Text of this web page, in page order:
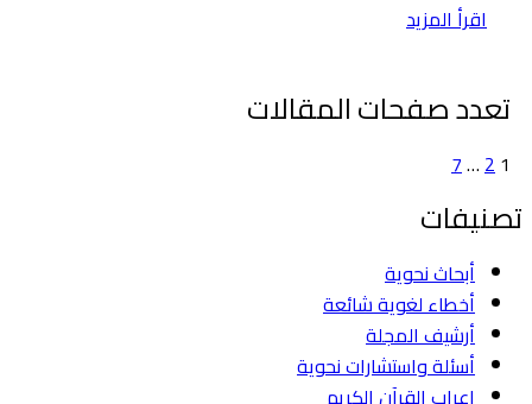
اقرأ المزيد
تعدد صفحات المقالات
1
2
…
7
تصنيفات
أبحاث نحوية
أخطاء لغوية شائعة
أرشيف المجلة
أسئلة واستشارات نحوية
إعراب القرآن الكريم